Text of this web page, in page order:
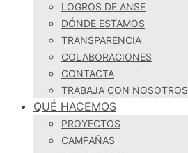
LOGROS DE ANSE
DÓNDE ESTAMOS
TRANSPARENCIA
COLABORACIONES
CONTACTA
TRABAJA CON NOSOTROS
QUÉ HACEMOS
PROYECTOS
CAMPAÑAS